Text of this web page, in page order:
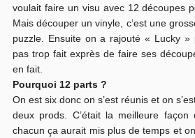
voulait faire un visu avec 12 découpes
Mais découper un vinyle, c’est une
puzzle. Ensuite on a rajouté « Lucky »
pas trop fait exprès de faire ses
en fait.
Pourquoi 12 parts ?
On est six donc on s’est réunis et on
deux prods. C’était la meilleure façon
chacun ça aurait mis plus de temps et